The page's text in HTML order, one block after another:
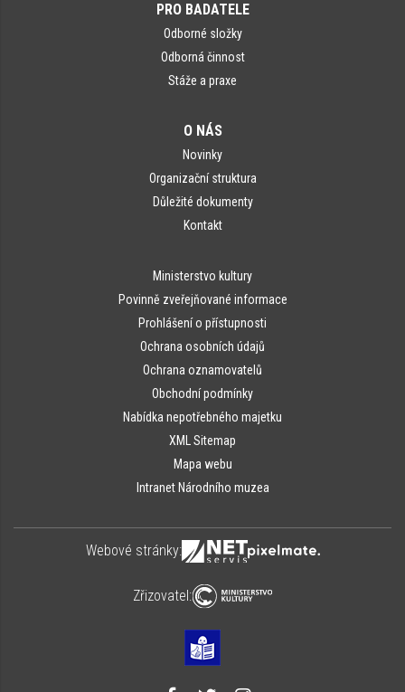
PRO BADATELE
Odborné složky
Odborná činnost
Stáže a praxe
O NÁS
Novinky
Organizační struktura
Důležité dokumenty
Kontakt
Ministerstvo kultury
Povinně zveřejňované informace
Prohlášení o přístupnosti
Ochrana osobních údajů
Ochrana oznamovatelů
Obchodní podmínky
Nabídka nepotřebného majetku
XML Sitemap
Mapa webu
Intranet Národního muzea
Webové stránky:
Zřizovatel: